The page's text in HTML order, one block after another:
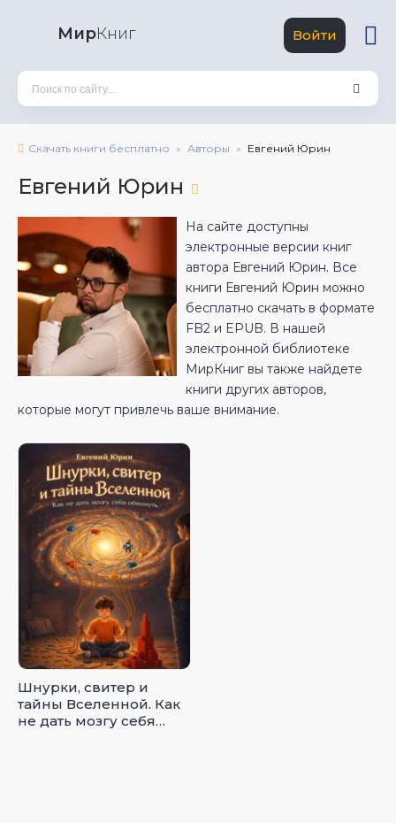
МирКниг Войти
Скачать книги бесплатно Авторы Евгений Юрин
Евгений Юрин
На сайте доступны
электронные версии книг
автора Евгений Юрин. Все
книги Евгений Юрин можно
бесплатно скачать в формате
FB2 и EPUB. В нашей
электронной библиотеке
МирКниг вы также найдете
книги других авторов,
которые могут привлечь ваше внимание.
Шнурки, свитер и
тайны Вселенной. Как
не дать мозгу себя